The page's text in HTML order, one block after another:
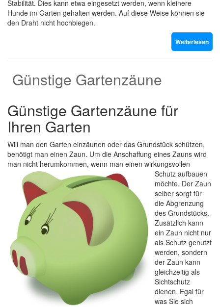
Stabilität. Dies kann etwa eingesetzt werden, wenn kleinere
Hunde im Garten gehalten werden. Auf diese Weise können sie
den Draht nicht hochbiegen.
Weiterlesen
Günstige Gartenzäune
Günstige Gartenzäune für
Ihren Garten
Will man den Garten einzäunen oder das Grundstück schützen,
benötigt man einen Zaun. Um die Anschaffung eines Zauns wird
man nicht herumkommen, wenn man einen wirkungsvollen
Schutz aufbauen
möchte. Der Zaun
selber sorgt für
die Abgrenzung
des Grundstücks.
Zusätzlich kann
ein Zaun nicht nur
als Schutz genutzt
werden, sondern
der Zaun kann
gleichzeitig als
Sichtschutz
dienen. Egal für
was Sie sich